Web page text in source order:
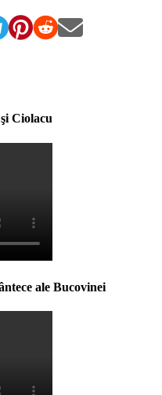
Ciolacu
ale Bucovinei